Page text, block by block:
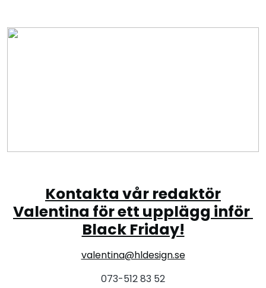
Kontakta vår redaktör
Valentina för ett upplägg inför
Black Friday!
valentina@hldesign.se
073-512 83 52